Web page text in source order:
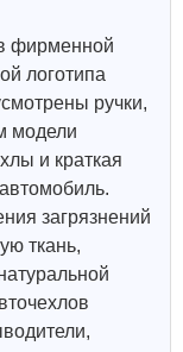
фирменной
логотипа
ручки,
модели
и краткая
загрязнений
ткань,